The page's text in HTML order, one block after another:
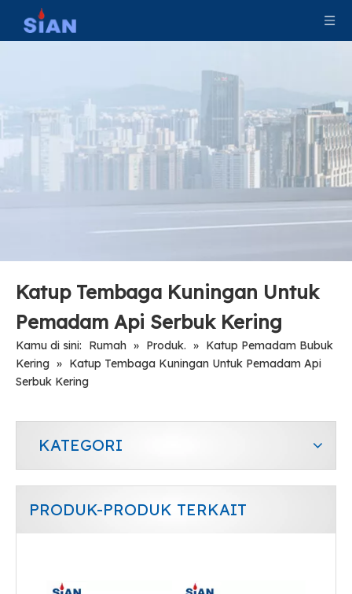
Katup Tembaga Kuningan Untuk
Pemadam Api Serbuk Kering
Kamu di sini: Rumah » Produk. » Katup Pemadam Bubuk
Kering » Katup Tembaga Kuningan Untuk Pemadam Api
Serbuk Kering
KATEGORI
PRODUK-PRODUK TERKAIT
Katup Paduan Tembaga Andal untuk Pemadam Api Serbuk Kering Katup Paduan Kuningan untuk Pemadam Api Serbuk Kering
Best Sale Dry Powder Fire Extinguisher Safety Valve